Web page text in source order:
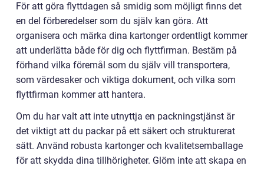
För att göra flyttdagen så smidig som möjligt finns det
en del förberedelser som du själv kan göra. Att
organisera och märka dina kartonger ordentligt kommer
att underlätta både för dig och flyttfirman. Bestäm på
förhand vilka föremål som du själv vill transportera,
som värdesaker och viktiga dokument, och vilka som
flyttfirman kommer att hantera.
Om du har valt att inte utnyttja en packningstjänst är
det viktigt att du packar på ett säkert och strukturerat
sätt. Använd robusta kartonger och kvalitetsemballage
för att skydda dina tillhörigheter. Glöm inte att skapa en